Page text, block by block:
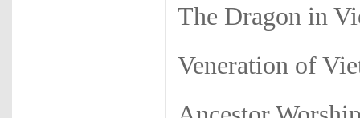
The Dragon in
Veneration of